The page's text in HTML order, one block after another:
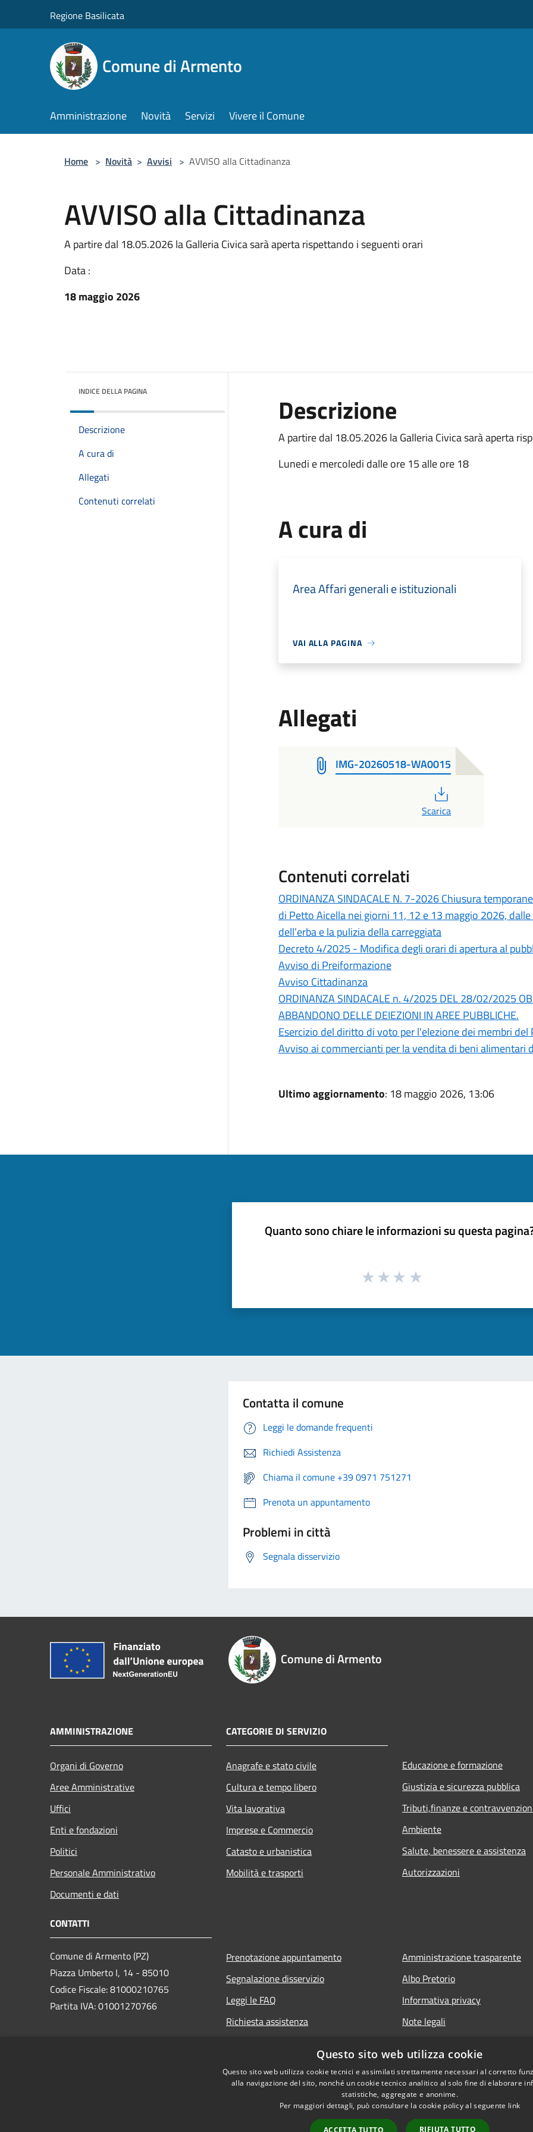
Regione Basilicata
Comune di Armento
Amministrazione Novità Servizi Vivere il Comune
Home > Novità > Avvisi > AVVISO alla Cittadinanza
AVVISO alla Cittadinanza
A partire dal 18.05.2026 la Galleria Civica sarà aperta rispettando i seguenti orari
Data :
18 maggio 2026
INDICE DELLA PAGINA
Descrizione
A cura di
Allegati
Contenuti correlati
Descrizione
A partire dal 18.05.2026 la Galleria Civica sarà aperta
Lunedi e mercoledi dalle ore 15 alle ore 18
A cura di
Area Affari generali e istituzionali
VAI ALLA PAGINA
Allegati
IMG-20260518-WA0015
Scarica
Contenuti correlati
ORDINANZA SINDACALE N. 7-2026 Chiusura
di Petto Aicella nei giorni 11, 12 e 13 maggio 2026,
dell’erba e la pulizia della carreggiata
Decreto 4/2025 - Modifica degli orari di apertura al
Avviso di Preiformazione
Avviso Cittadinanza
ORDINANZA SINDACALE n. 4/2025 DEL 28/02/2025
ABBANDONO DELLE DEIEZIONI IN AREE PUBBLICHE.
Esercizio del diritto di voto per l'elezione dei membri
Avviso ai commercianti per la vendita di beni alimentari
Ultimo aggiornamento: 18 maggio 2026, 13:06
Quanto sono chiare le informazioni su questa
Contatta il comune
Leggi le domande frequenti
Richiedi Assistenza
Chiama il comune +39 0971 751271
Prenota un appuntamento
Problemi in città
Segnala disservizio
Comune di Armento
AMMINISTRAZIONE
Organi di Governo
Aree Amministrative
Uffici
Enti e fondazioni
Politici
Personale Amministrativo
Documenti e dati
CATEGORIE DI SERVIZIO
Anagrafe e stato civile
Cultura e tempo libero
Vita lavorativa
Imprese e Commercio
Catasto e urbanistica
Mobilità e trasporti
Educazione e formazione
Giustizia e sicurezza pubblica
Tributi,finanze e
Ambiente
Salute, benessere e assistenza
Autorizzazioni
CONTATTI
Comune di Armento (PZ)
Piazza Umberto I, 14 - 85010
Codice Fiscale: 81000210765
Partita IVA: 01001270766
Prenotazione appuntamento
Segnalazione disservizio
Leggi le FAQ
Richiesta assistenza
Amministrazione trasparente
Albo Pretorio
Informativa privacy
Note legali
Questo sito web utilizza cookie
Questo sito web utilizza cookie tecnici e assimilati strettamente necessari al corretto
alla navigazione del sito, nonché un cookie tecnico analitico al solo fine di elaborare
statistiche, aggregate e anonime.
Per maggiori dettagli, può consultare la cookie policy al seguente link
ACCETTA TUTTO RIFIUTA TUTTO